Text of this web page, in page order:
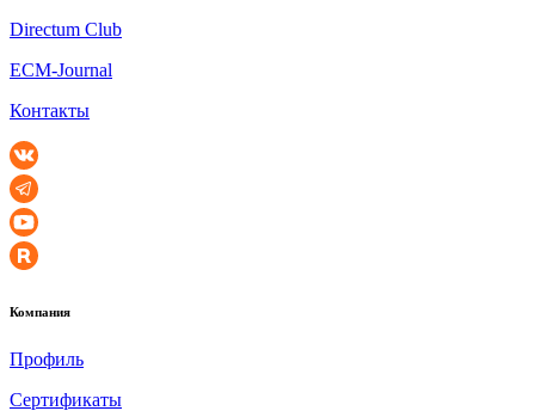
Directum Club
ECM-Journal
Контакты
Компания
Профиль
Сертификаты